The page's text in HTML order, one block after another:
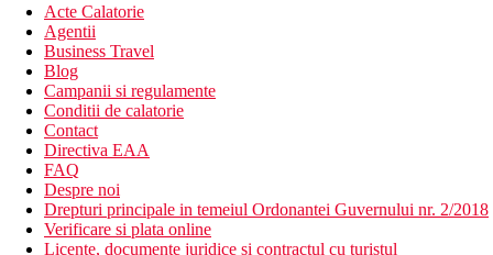
Acte Calatorie
Agentii
Business Travel
Blog
Campanii si regulamente
Conditii de calatorie
Contact
Directiva EAA
FAQ
Despre noi
Drepturi principale in temeiul Ordonantei Guvernului nr. 2/2018
Verificare si plata online
Licente, documente juridice si contractul cu turistul